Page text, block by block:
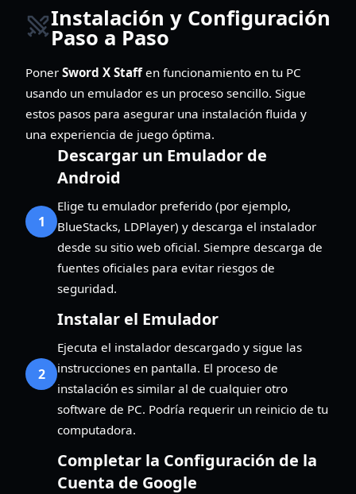
Instalación y Configuración
Paso a Paso
Poner Sword X Staffen funcionamiento en tu PC
usando un emulador es un proceso sencillo. Sigue
estos pasos para asegurar una instalación fluida y
una experiencia de juego óptima.
1
Descargar un Emulador de
Android
Elige tu emulador preferido (por ejemplo,
BlueStacks, LDPlayer) y descarga el instalador
desde su sitio web oficial. Siempre descarga de
fuentes oficiales para evitar riesgos de
seguridad.
2
Instalar el Emulador
Ejecuta el instalador descargado y sigue las
instrucciones en pantalla. El proceso de
instalación es similar al de cualquier otro
software de PC. Podría requerir un reinicio de tu
computadora.
Completar la Configuración de la
Cuenta de Google